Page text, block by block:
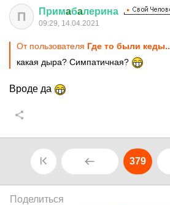
П Примaбaлерина
09:29, 14.04.2021
От пользователя Где то были кеды..
какая дыра? Симпатичная?
Вроде да
379
Поделиться